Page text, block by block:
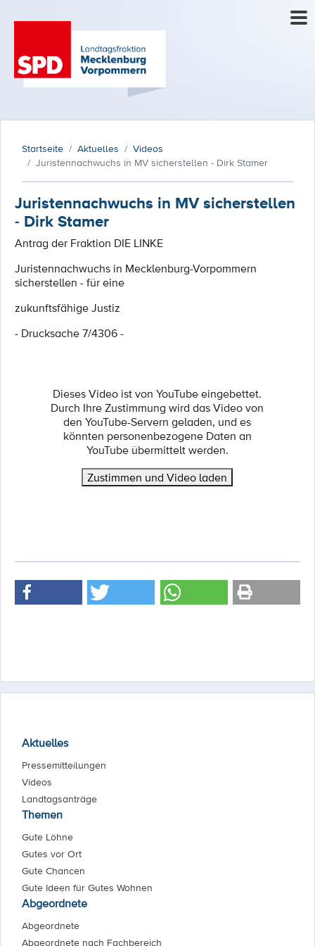
Startseite Aktuelles
Videos
Juristennachwuchs in MV sicherstellen - Dirk Stamer
Juristennachwuchs in MV sicherstellen
- Dirk Stamer
Antrag der Fraktion DIE LINKE
Juristennachwuchs in Mecklenburg-Vorpommern
sicherstellen - für eine
zukunftsfähige Justiz
- Drucksache 7/4306 -
Dieses Video ist von YouTube eingebettet.
Durch Ihre Zustimmung wird das Video von
den YouTube-Servern geladen, und es
könnten personenbezogene Daten an
YouTube übermittelt werden.
Zustimmen und Video laden
Aktuelles
Pressemitteilungen
Videos
Landtagsanträge
Themen
Gute Löhne
Gutes vor Ort
Gute Chancen
Gute Ideen für Gutes Wohnen
Abgeordnete
Abgeordnete
Abgeordnete nach Fachbereich